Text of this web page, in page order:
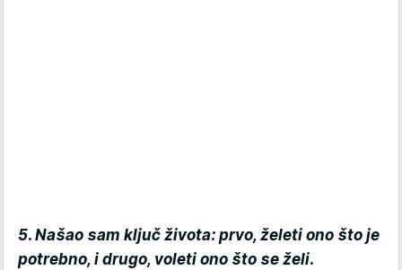
5. Našao sam ključ života: prvo, želeti ono što je
potrebno, i drugo, voleti ono što se želi.